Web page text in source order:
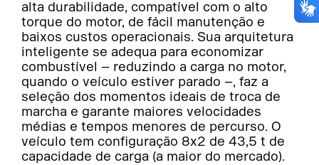
alta durabilidade, compatível com o alto
torque do motor, de fácil manutenção e
baixos custos operacionais. Sua arquitetura
inteligente se adequa para economizar
combustível – reduzindo a carga no motor,
quando o veículo estiver parado –, faz a
seleção dos momentos ideais de troca de
marcha e garante maiores velocidades
médias e tempos menores de percurso. O
veículo tem configuração 8x2 de 43,5 t de
capacidade de carga (a maior do mercado).